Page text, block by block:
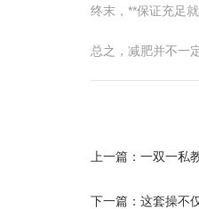
终末，**保证充足
总之，减肥并不一
上一篇： 一双一私
下一篇： 这套操不